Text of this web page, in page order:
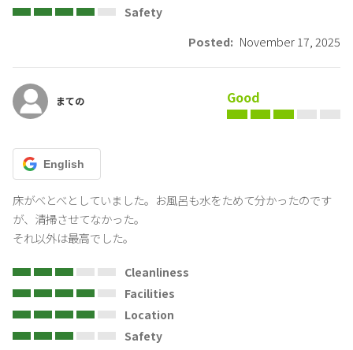
Safety
Posted: November 17, 2025
まての Good
English
床がべとべとしていました。お風呂も水をためて分かったのです
が、清掃させてなかった。
それ以外は最高でした。
Cleanliness
Facilities
Location
Safety